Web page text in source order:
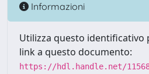
Informazioni
Utilizza questo identificativo
link a questo documento:
https://hdl.handle.net/